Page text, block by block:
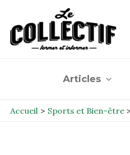
contenu
Articles
Accueil Sports et Bien-être